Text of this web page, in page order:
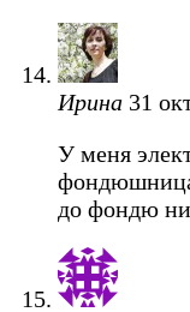
Ирина 31
У меня
до фондю